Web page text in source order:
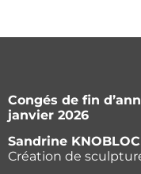
Congés de fin
janvier 2026
Sandrine
Création de